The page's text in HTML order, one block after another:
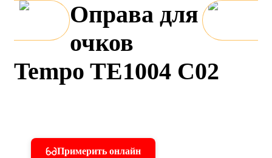
Оправа для
очков
Tempo TE1004 C02
Примерить онлайн